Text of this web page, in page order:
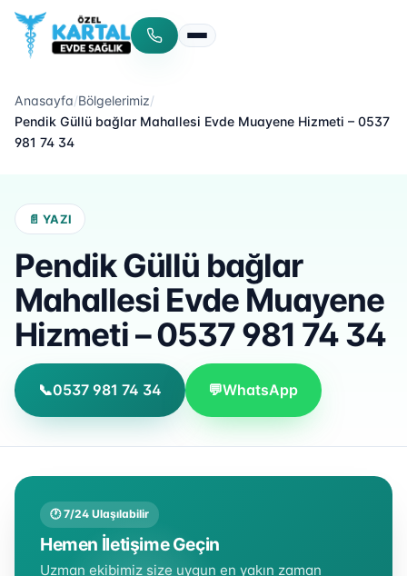
Menüyü aç/kapat
Anasayfa/Bölgelerimiz/
Pendik Güllü bağlar Mahallesi Evde Muayene Hizmeti – 0537
981 74 34
📄 YAZI
Pendik Güllü bağlar
Mahallesi Evde Muayene
Hizmeti – 0537 981 74 34
📞0537 981 74 34 💬WhatsApp
🕐 7/24 Ulaşılabilir
Hemen İletişime Geçin
Uzman ekibimiz size uygun en yakın zaman